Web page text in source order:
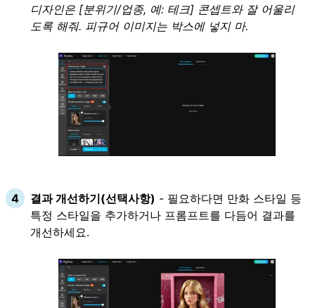
디자인은 [분위기/업종, 예: 테크] 콘셉트와 잘 어울리
도록 해줘. 피규어 이미지는 박스에 넣지 마.
결과 개선하기(선택사항) - 필요하다면 만화 스타일 등
특정 스타일을 추가하거나 프롬프트를 다듬어 결과를
개선하세요.